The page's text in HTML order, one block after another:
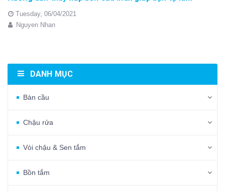
Tuesday, 06/04/2021
Nguyen Nhan
DANH MỤC
Bàn cầu
Chậu rửa
Vòi chậu & Sen tắm
Bồn tắm